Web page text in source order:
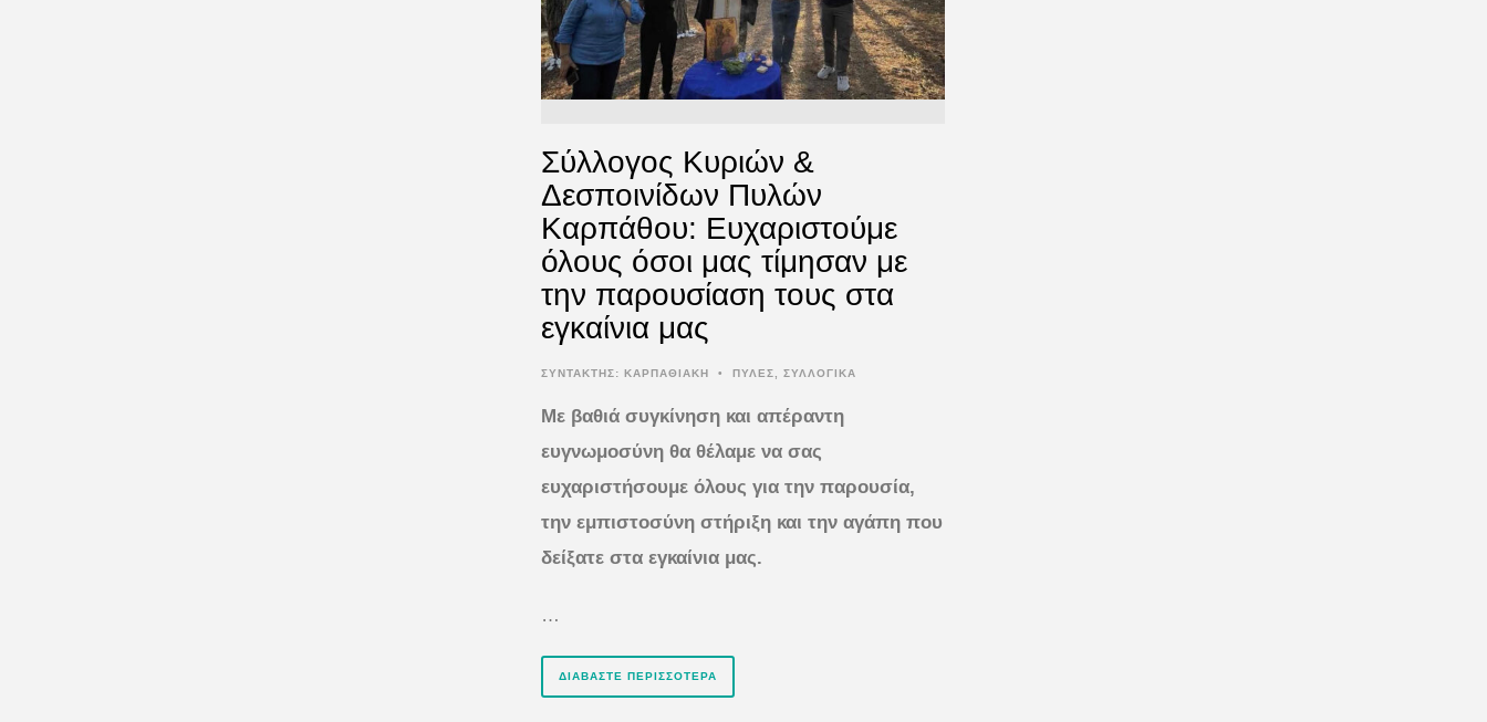
Σύλλογος Κυριών &
Δεσποινίδων Πυλών
Καρπάθου: Ευχαριστούμε
όλους όσοι μας τίμησαν με
την παρουσίαση τους στα
εγκαίνια μας
ΣΥΝΤΆΚΤΗΣ: ΚΑΡΠΑΘΙΑΚΗ • ΠΥΛΕΣ ΣΥΛΛΟΓΙΚΑ
Με βαθιά συγκίνηση και απέραντη
ευγνωμοσύνη θα θέλαμε να σας
ευχαριστήσουμε όλους για την παρουσία,
την εμπιστοσύνη στήριξη και την αγάπη που
δείξατε στα εγκαίνια μας.
…
ΔΙΑΒΆΣΤΕ ΠΕΡΙΣΣΌΤΕΡΑ